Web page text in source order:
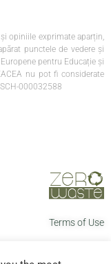
opiniile exprimate aparțin,
punctele de vedere și
pentru Educație și
nu pot fi considerate
000032588
Terms of Use